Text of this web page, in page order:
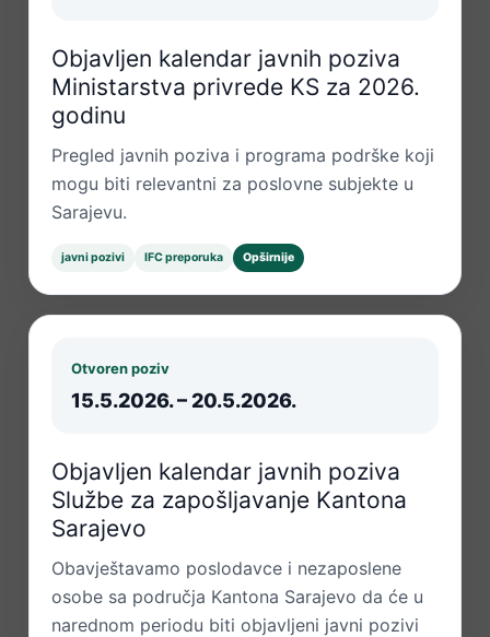
Objavljen kalendar javnih poziva
Ministarstva privrede KS za 2026.
godinu
Pregled javnih poziva i programa podrške koji
mogu biti relevantni za poslovne subjekte u
Sarajevu.
javni pozivi IFC preporuka Opširnije
Otvoren poziv
15.5.2026. – 20.5.2026.
Objavljen kalendar javnih poziva
Službe za zapošljavanje Kantona
Sarajevo
Obavještavamo poslodavce i nezaposlene
osobe sa područja Kantona Sarajevo da će u
narednom periodu biti objavljeni javni pozivi